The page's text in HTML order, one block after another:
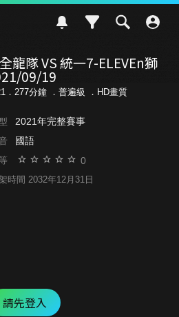
龍隊 VS 統一7-ELEVEn獅
09/19
．277分鐘 ． 普遍級 ．HD畫質
2021年完整賽事
國語
0
時間 2032年12月31日
請先登入